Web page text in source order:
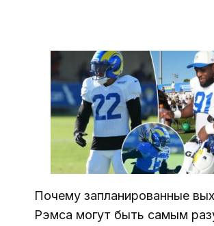
Почему запланированные
Рэмса могут быть самым